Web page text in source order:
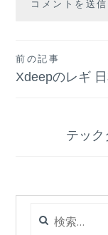
投
稿
ー
前の記事
Xdeepのレギ
テッ
索: